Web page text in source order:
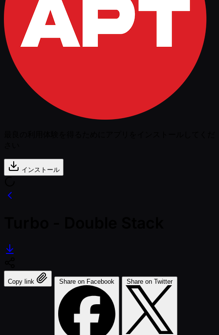
インストール
Copy link Share on Facebook Share on Twitter